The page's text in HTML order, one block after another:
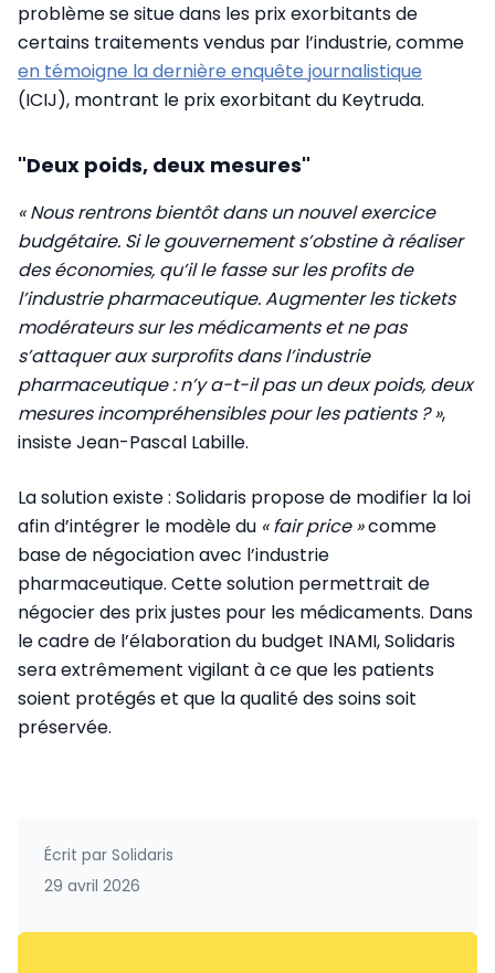
problème se situe dans les prix exorbitants de
certains traitements vendus par l’industrie, comme
en témoigne la dernière enquête journalistique
(ICIJ), montrant le prix exorbitant du Keytruda.
"Deux poids, deux mesures"
« Nous rentrons bientôt dans un nouvel exercice
budgétaire. Si le gouvernement s’obstine à réaliser
des économies, qu’il le fasse sur les profits de
l’industrie pharmaceutique. Augmenter les tickets
modérateurs sur les médicaments et ne pas
s’attaquer aux surprofits dans l’industrie
pharmaceutique : n’y a-t-il pas un deux poids, deux
mesures incompréhensibles pour les patients ? »,
insiste Jean-Pascal Labille.
La solution existe : Solidaris propose de modifier la loi
afin d’intégrer le modèle du « fair price »comme
base de négociation avec l’industrie
pharmaceutique. Cette solution permettrait de
négocier des prix justes pour les médicaments. Dans
le cadre de l’élaboration du budget INAMI, Solidaris
sera extrêmement vigilant à ce que les patients
soient protégés et que la qualité des soins soit
préservée.
Écrit par Solidaris
29 avril 2026